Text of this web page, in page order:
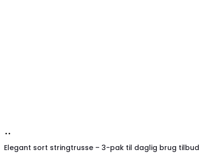
hos
Elegant sort stringtrusse – 3-pak til daglig brug tilbud